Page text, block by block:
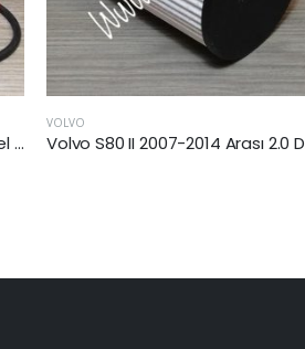
Volvo S80 II 2007-2014 Arası 2.0 Dizel Yakıt Filtresi
VOLVO